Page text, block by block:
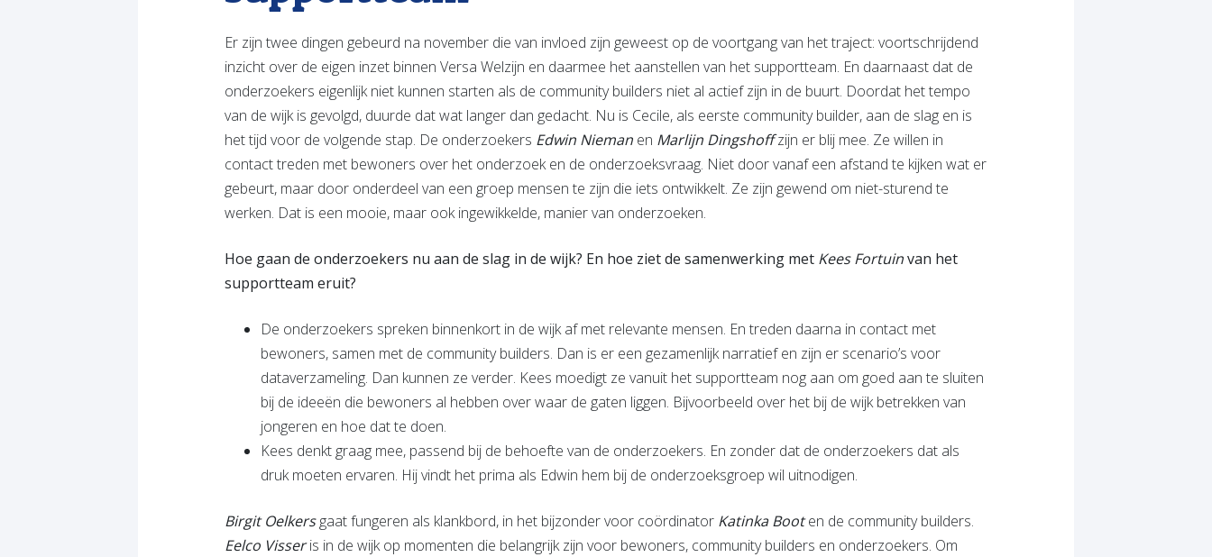
Er zijn twee dingen gebeurd na november die van invloed zijn geweest op de voortgang van het traject: voortschrijdend
inzicht over de eigen inzet binnen Versa Welzijn en daarmee het aanstellen van het supportteam. En daarnaast dat de
onderzoekers eigenlijk niet kunnen starten als de community builders niet al actief zijn in de buurt. Doordat het tempo
van de wijk is gevolgd, duurde dat wat langer dan gedacht. Nu is Cecile, als eerste community builder, aan de slag en is
het tijd voor de volgende stap. De onderzoekers Edwin Nieman en Marlijn Dingshoffzijn er blij mee. Ze willen in
contact treden met bewoners over het onderzoek en de onderzoeksvraag. Niet door vanaf een afstand te kijken wat er
gebeurt, maar door onderdeel van een groep mensen te zijn die iets ontwikkelt. Ze zijn gewend om niet-sturend te
werken. Dat is een mooie, maar ook ingewikkelde, manier van onderzoeken.
Hoe gaan de onderzoekers nu aan de slag in de wijk? En hoe ziet de samenwerking met Kees Fortuinvan het
supportteam eruit?
De onderzoekers spreken binnenkort in de wijk af met relevante mensen. En treden daarna in contact met
bewoners, samen met de community builders. Dan is er een gezamenlijk narratief en zijn er scenario’s voor
dataverzameling. Dan kunnen ze verder. Kees moedigt ze vanuit het supportteam nog aan om goed aan te sluiten
bij de ideeën die bewoners al hebben over waar de gaten liggen. Bijvoorbeeld over het bij de wijk betrekken van
jongeren en hoe dat te doen.
Kees denkt graag mee, passend bij de behoefte van de onderzoekers. En zonder dat de onderzoekers dat als
druk moeten ervaren. Hij vindt het prima als Edwin hem bij de onderzoeksgroep wil uitnodigen.
Birgit Oelkersgaat fungeren als klankbord, in het bijzonder voor coördinator Katinka Booten de community builders.
Eelco Visseris in de wijk op momenten die belangrijk zijn voor bewoners, community builders en onderzoekers. Om